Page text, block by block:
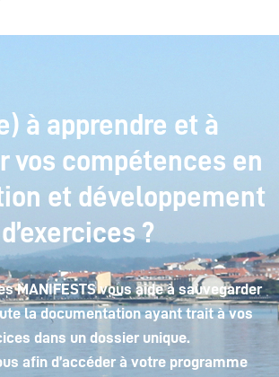
à apprendre et à
vos compétences en
et développement
d’exercices ?
MANIFESTS vous aide à sauvegarder
la documentation ayant trait à vos
dans un dossier unique.
afin d’accéder à votre programme